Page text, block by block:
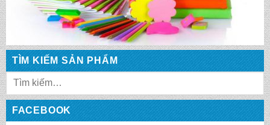
TÌM KIẾM SẢN PHẨM
FACEBOOK
CẶP HỌC SINH MS: TN 5011
CẶP HỌC SINH MS: TN 5010